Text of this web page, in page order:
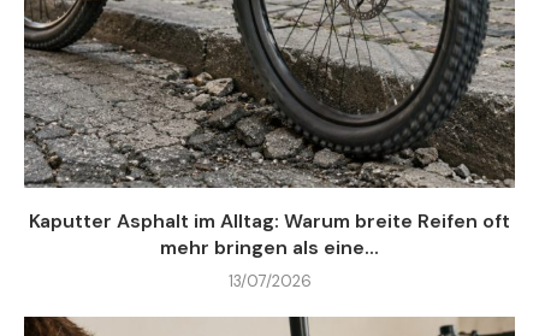
Kaputter Asphalt im Alltag: Warum breite Reifen oft
mehr bringen als eine...
13/07/2026